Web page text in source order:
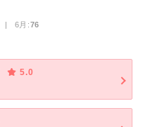
| 6月:76
5.0